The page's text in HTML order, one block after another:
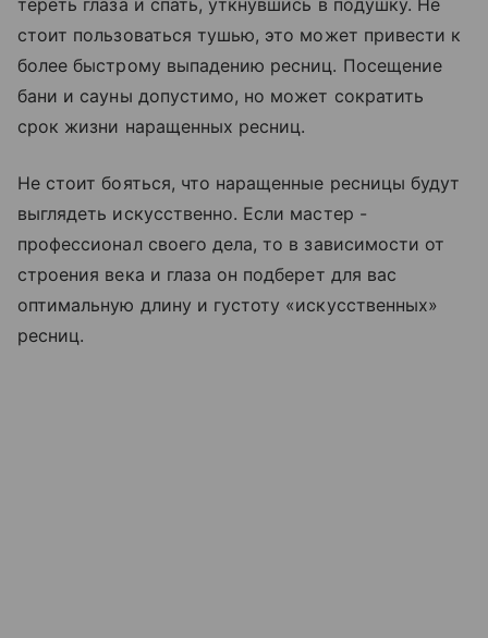
тереть глаза и спать, уткнувшись в подушку. Не
стоит пользоваться тушью, это может привести к
более быстрому выпадению ресниц. Посещение
бани и сауны допустимо, но может сократить
срок жизни наращенных ресниц.
Не стоит бояться, что наращенные ресницы будут
выглядеть искусственно. Если мастер -
профессионал своего дела, то в зависимости от
строения века и глаза он подберет для вас
оптимальную длину и густоту «искусственных»
ресниц.